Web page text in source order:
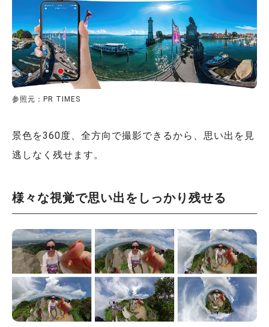
参照元：PR TIMES
景色を360度、全方向で撮影できるから、思い出を見
逃しなく残せます。
様々な視覚で思い出をしっかり残せる